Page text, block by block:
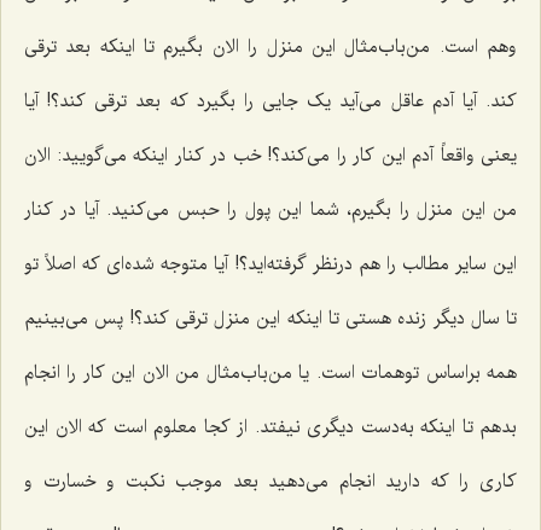
وهم است. من‌باب‌مثال این منزل را الان بگیرم تا اینکه بعد ترقى
کند. آیا آدم عاقل می‌آید یک جایى را بگیرد که بعد ترقى کند؟! آیا
یعنی واقعاً آدم این کار را می‌کند؟! خب در کنار اینکه مى‌گویید: الان
من این منزل را بگیرم، شما این پول را حبس مى‌کنید. آیا در کنار
این سایر مطالب را هم درنظر گرفته‌اید؟! آیا متوجه شده‌اى که اصلاً تو
تا سال دیگر زنده هستى تا اینکه این منزل ترقى کند؟! پس مى‌بینیم
همه براساس توهمات است. یا من‌باب‌مثال من الان این کار را انجام
بدهم تا اینکه به‌دست دیگرى نیفتد. از کجا معلوم است که الان این
کارى را که دارید انجام مى‌دهید بعد موجب نکبت و خسارت و